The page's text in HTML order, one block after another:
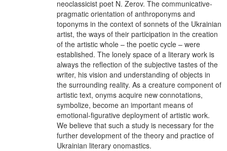
neoclassicist poet N. Zerov. The communicative-
pragmatic orientation of anthroponyms and
toponyms in the context of sonnets of the Ukrainian
artist, the ways of their participation in the creation
of the artistic whole – the poetic cycle – were
established. The lonely space of a literary work is
always the reflection of the subjective tastes of the
writer, his vision and understanding of objects in
the surrounding reality. As a creature component of
artistic text, onyms acquire new connotations,
symbolize, become an important means of
emotional-figurative deployment of artistic work.
We believe that such a study is necessary for the
further development of the theory and practice of
Ukrainian literary onomastics.